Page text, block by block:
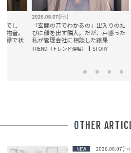
2026.08.07(Fri)
「玄関の音でわかるの」出入りのた
びに顔を出す隣人。だが、戸惑った
私が管理会社に相談した結果
TREND（トレンド深堀） STORY
「毎
家計
婦。
OTHER
NEW